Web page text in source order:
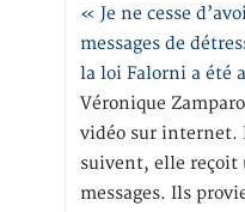
« Je ne cesse
messages de
la loi Falorni a été
Véronique
vidéo sur internet.
suivent, elle reçoit
messages. Ils